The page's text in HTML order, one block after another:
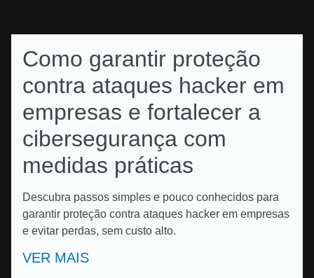
Como garantir proteção
contra ataques hacker em
empresas e fortalecer a
cibersegurança com
medidas práticas
Descubra passos simples e pouco conhecidos para
garantir proteção contra ataques hacker em empresas
e evitar perdas, sem custo alto.
VER MAIS